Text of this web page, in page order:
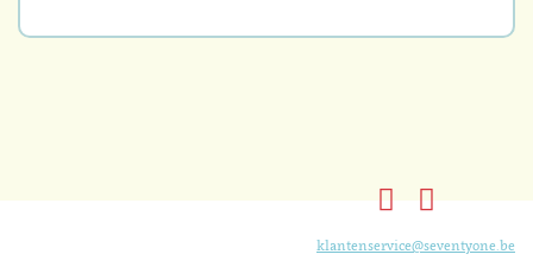
klantenservice@seventyone.be